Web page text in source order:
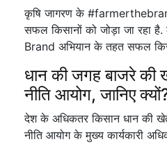
कृषि जागरण के
सफल किसानों को जोड़ा जा रहा
Brand अभियान के तहत सफल
धान की जगह बाजरे की
नीति आयोग, जानिए
देश के अधिकतर किसान धान की
नीति आयोग के मुख्य कार्यकारी